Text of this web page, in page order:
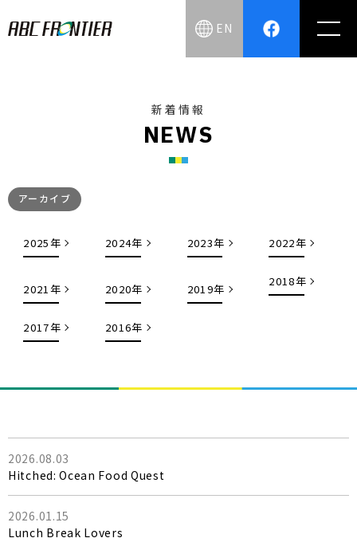
EN
新着情報
NEWS
アーカイブ
2025年 2024年 2023年 2022年
2021年 2020年 2019年
2018年
2017年 2016年
2026.08.03
Hitched: Ocean Food Quest
2026.01.15
Lunch Break Lovers